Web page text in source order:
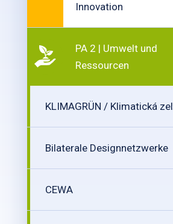
Innovation
PA 2 | Umwelt und
Ressourcen
KLIMAGRÜN / Klimatická
Bilaterale Designnetzwerke
CEWA